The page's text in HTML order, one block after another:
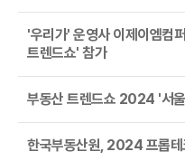
'우리가' 운영사 이제이엠컴
트렌드쇼' 참가
부동산 트렌드쇼 2024 '서울
한국부동산원, 2024 프롭테